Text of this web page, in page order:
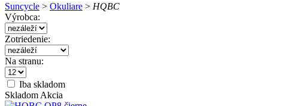
Suncycle > Okuliare > HQBC
Výrobca:
Zotriedenie:
Na stranu:
Iba skladom
Skladom Akcia